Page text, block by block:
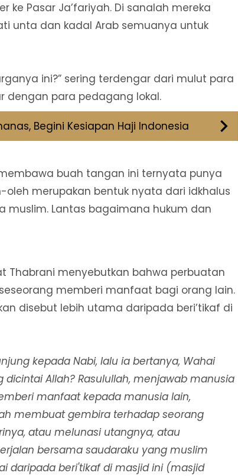
ke Pasar Ja’fariyah. Di sanalah mereka
unta dan kadal Arab semuanya untuk
ini?” sering terdengar dari mulut para
para pedagang lokal.
Begini Kesiapan Haji Indonesia
buah tangan ini ternyata punya
merupakan bentuk nyata dari idkhalus
muslim. Lantas bagaimana hukum dan
Thabrani menyebutkan bahwa perbuatan
memberi manfaat bagi orang lain.
disebut lebih utama daripada beri’tikaf di
kepada Nabi, lalu ia bertanya, Wahai
Allah? Rasulullah, menjawab manusia
manfaat kepada manusia lain,
membuat gembira terhadap seorang
atau melunasi utangnya, atau
bersama saudaraku yang muslim
daripada beri'tikaf di masjid ini (masjid